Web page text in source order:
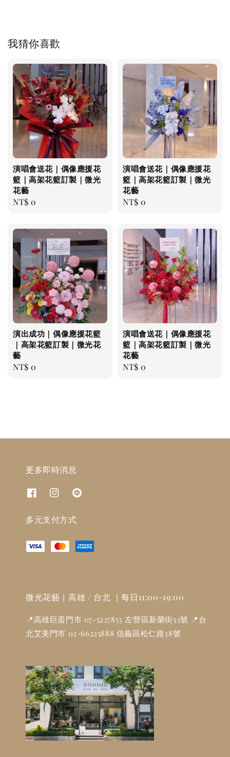
我猜你喜歡
演唱會送花｜偶像應援花
籃｜高架花籃訂製｜微光
花藝
Regular
NT$ 0
演唱會送花｜偶像應援花
籃｜高架花籃訂製｜微光
花藝
Regular
NT$ 0
演出成功｜偶像應援花籃
｜高架花籃訂製｜微光花
藝
Regular
NT$ 0
演唱會送花｜偶像應援花
籃｜高架花籃訂製｜微光
花藝
Regular
NT$ 0
更多即時消息
多元支付方式
微光花藝｜高雄 / 台北 ｜每日11:00-19:00
📍高雄巨蛋門市 07-5227853 左營區新榮街53號 📍台
北艾美門市 02-66225888 信義區松仁路38號